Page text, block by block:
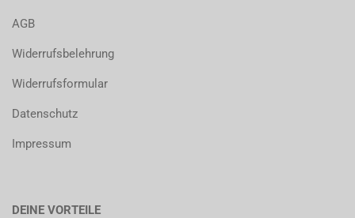
AGB
Widerrufsbelehrung
Widerrufsformular
Datenschutz
Impressum
DEINE VORTEILE